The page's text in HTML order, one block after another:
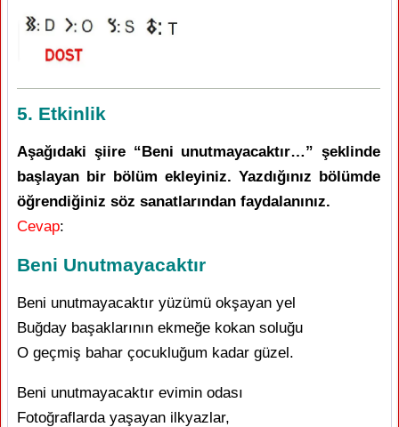
5. Etkinlik
Aşağıdaki şiire “Beni unutmayacaktır…” şeklinde
başlayan bir bölüm ekleyiniz. Yazdığınız bölümde
öğrendiğiniz söz sanatlarından faydalanınız.
Cevap:
Beni Unutmayacaktır
Beni unutmayacaktır yüzümü okşayan yel
Buğday başaklarının ekmeğe kokan soluğu
O geçmiş bahar çocukluğum kadar güzel.
Beni unutmayacaktır evimin odası
Fotoğraflarda yaşayan ilkyazlar,